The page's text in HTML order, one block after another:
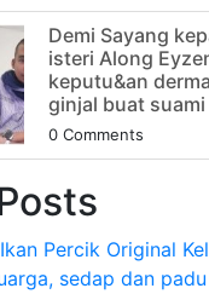
Demi Sayang
isteri Along
keputu&an
ginjal buat suami
0 Comments
Percik Original
sedap dan padu